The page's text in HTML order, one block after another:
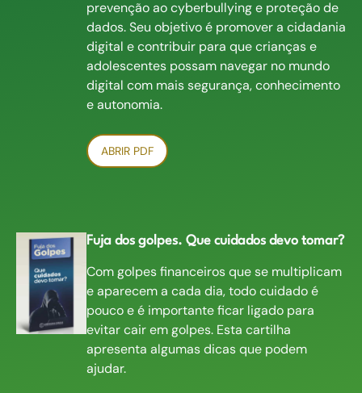
prevenção ao cyberbullying e proteção de
dados. Seu objetivo é promover a cidadania
digital e contribuir para que crianças e
adolescentes possam navegar no mundo
digital com mais segurança, conhecimento
e autonomia.
ABRIR PDF
Fuja dos golpes. Que cuidados devo tomar?
Com golpes financeiros que se multiplicam
e aparecem a cada dia, todo cuidado é
pouco e é importante ficar ligado para
evitar cair em golpes. Esta cartilha
apresenta algumas dicas que podem
ajudar.